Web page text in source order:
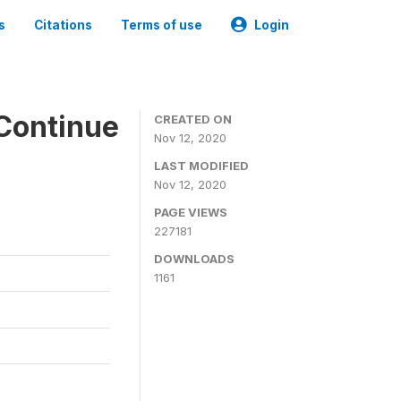
Citations Terms of use Login
CREATED ON
Nov 12, 2020
LAST MODIFIED
Nov 12, 2020
PAGE VIEWS
227181
DOWNLOADS
1161